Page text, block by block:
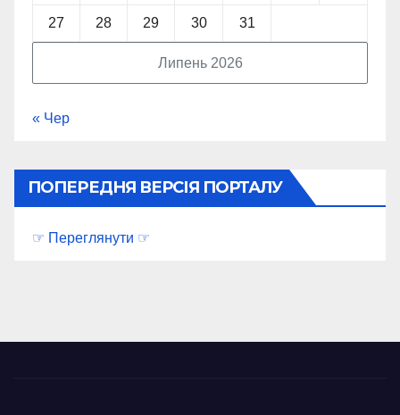
Липень 2026
27 28 29 30 31
« Чер
ПОПЕРЕДНЯ ВЕРСІЯ ПОРТАЛУ
☞ Переглянути ☞